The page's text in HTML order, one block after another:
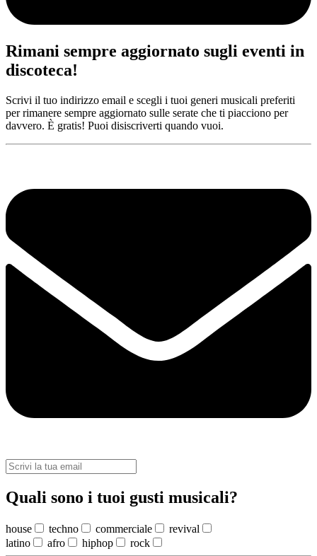
Rimani sempre aggiornato sugli eventi in
discoteca!
Scrivi il tuo indirizzo email e scegli i tuoi generi musicali preferiti
per rimanere sempre aggiornato sulle serate che ti piacciono per
davvero. È gratis! Puoi disiscriverti quando vuoi.
Quali sono i tuoi gusti musicali?
house techno commerciale
revival
latino
afro hiphop rock